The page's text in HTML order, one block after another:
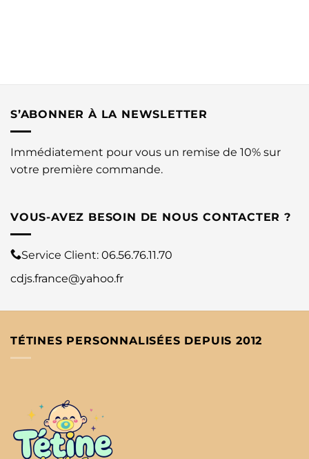
S’ABONNER À LA NEWSLETTER
Immédiatement pour vous un remise de 10% sur
votre première commande.
VOUS-AVEZ BESOIN DE NOUS CONTACTER ?
Service Client: 06.56.76.11.70
cdjs.france@yahoo.fr
TÉTINES PERSONNALISÉES DEPUIS 2012